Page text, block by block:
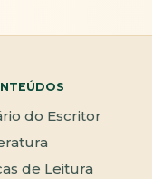
do Escritor
de Leitura